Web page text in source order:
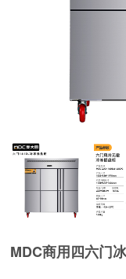
MDC商用四六门